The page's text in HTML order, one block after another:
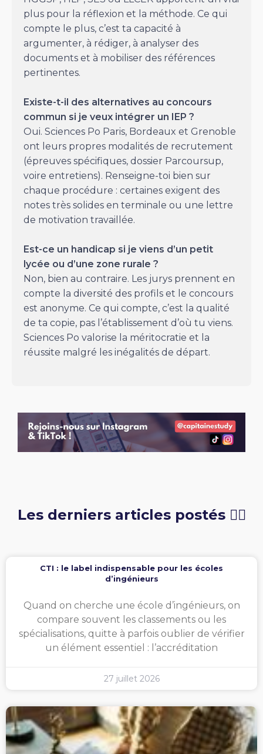
plus pour la réflexion et la méthode. Ce qui
compte le plus, c’est ta capacité à
argumenter, à rédiger, à analyser des
documents et à mobiliser des références
pertinentes.
Existe-t-il des alternatives au concours
commun si je veux intégrer un IEP ?
Oui. Sciences Po Paris, Bordeaux et Grenoble
ont leurs propres modalités de recrutement
(épreuves spécifiques, dossier Parcoursup,
voire entretiens). Renseigne-toi bien sur
chaque procédure : certaines exigent des
notes très solides en terminale ou une lettre
de motivation travaillée.
Est-ce un handicap si je viens d’un petit
lycée ou d’une zone rurale ?
Non, bien au contraire. Les jurys prennent en
compte la diversité des profils et le concours
est anonyme. Ce qui compte, c’est la qualité
de ta copie, pas l’établissement d’où tu viens.
Sciences Po valorise la méritocratie et la
réussite malgré les inégalités de départ.
Les derniers articles postés 👇🏻
CTI : le label indispensable pour les écoles
d’ingénieurs
Quand on cherche une école d’ingénieurs, on
compare souvent les classements ou les
spécialisations, quitte à parfois oublier de vérifier
un élément essentiel : l’accréditation
27 juillet 2026